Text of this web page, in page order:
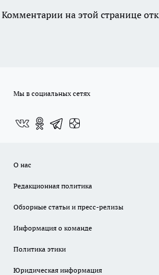
Комментарии на этой странице
Мы в социальных сетях
О нас
Редакционная политика
Обзорные статьи и пресс-релизы
Информация о команде
Политика этики
Юридическая информация